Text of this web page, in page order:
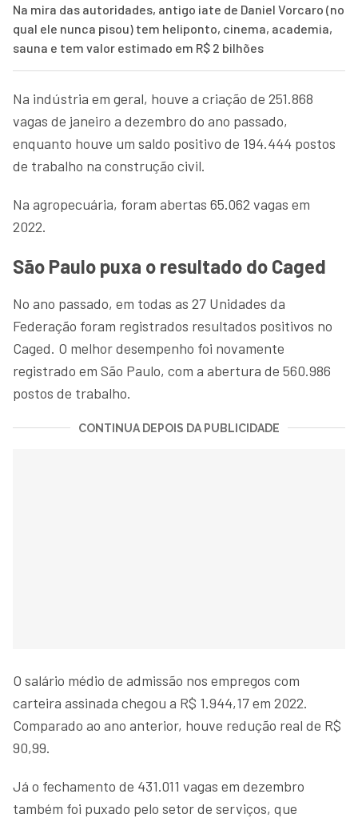
Na mira das autoridades, antigo iate de Daniel Vorcaro (no
qual ele nunca pisou) tem heliponto, cinema, academia,
sauna e tem valor estimado em R$ 2 bilhões
Na indústria em geral, houve a criação de 251.868
vagas de janeiro a dezembro do ano passado,
enquanto houve um saldo positivo de 194.444 postos
de trabalho na construção civil.
Na agropecuária, foram abertas 65.062 vagas em
2022.
São Paulo puxa o resultado do Caged
No ano passado, em todas as 27 Unidades da
Federação foram registrados resultados positivos no
Caged. O melhor desempenho foi novamente
registrado em São Paulo, com a abertura de 560.986
postos de trabalho.
CONTINUA DEPOIS DA PUBLICIDADE
O salário médio de admissão nos empregos com
carteira assinada chegou a R$ 1.944,17 em 2022.
Comparado ao ano anterior, houve redução real de R$
90,99.
Já o fechamento de 431.011 vagas em dezembro
também foi puxado pelo setor de serviços, que